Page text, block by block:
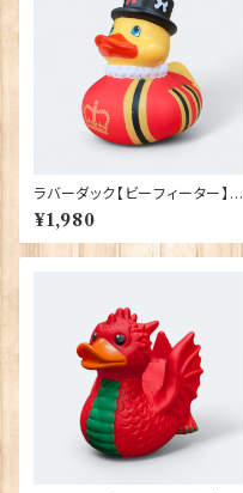
ラバーダック【ビーフィーター】El
gate Products 90388
¥1,980